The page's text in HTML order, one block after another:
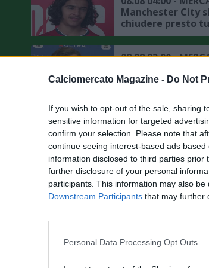
Calciomercato Magazine - Do Not
If you wish to opt-out of the sale, sharing
sensitive information for targeted
confirm your selection. Please note that
continue seeing interest-based ads
information disclosed to third parties
further disclosure of your personal
participants. This information may also
Downstream Participants that may further
Personal Data Processing Opt Outs
Manchester City
chiudere presto
dell'affare
08.08 02:00 -
Torres, il punto
08.08 00:15 -
"Badiashile ha
Napoli, il punto
07.08 23:53 -
"Ruggeri ha
dell'Aston Villa"
"Liverpool, preso
dal Barcellona"